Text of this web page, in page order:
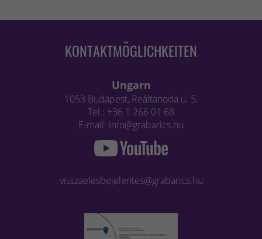
KONTAKTMÖGLICHKEITEN
Ungarn
1053 Budapest, Reáltanoda u. 5.
Tel.: +36 1 266 01 68
E-mail: info@grabarics.hu
visszaelesbejelentes@grabarics.hu